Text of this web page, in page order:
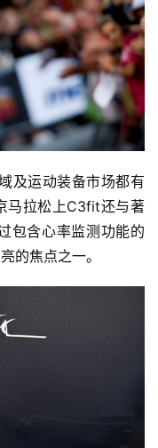
及运动装备市场都有
马拉松上C3fit还与著
包含心率监测功能的
的焦点之一。